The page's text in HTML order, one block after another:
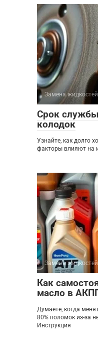
Замена жидкостей
Срок
колодок
Узнайте, как долго
факторы влияют на
Замена жидкостей
Как
масло в
Думаете, когда
80% поломок из-за
Инструкция